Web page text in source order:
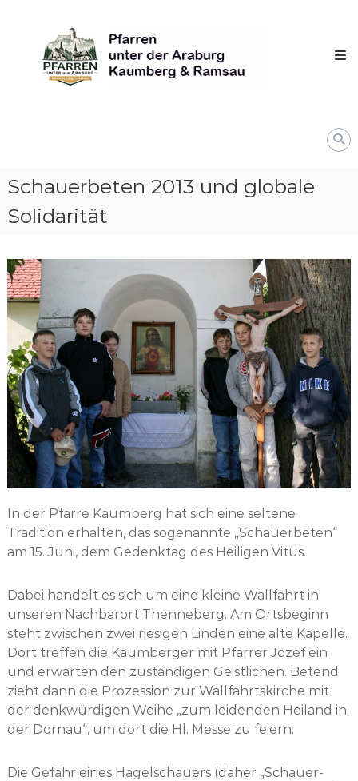
content
unter
derAraburg
Kaumberg
Schauerbeten 2013 und globale
Solidarität
In der Pfarre Kaumberg hat sich eine seltene
Tradition erhalten, das sogenannte „Schauerbeten“
am 15. Juni, dem Gedenktag des Heiligen Vitus.
Dabei handelt es sich um eine kleine Wallfahrt in
unseren Nachbarort Thenneberg. Am Ortsbeginn
steht zwischen zwei riesigen Linden eine alte Kapelle.
Dort treffen die Kaumberger mit Pfarrer Jozef ein
und erwarten den zuständigen Geistlichen. Betend
zieht dann die Prozession zur Wallfahrtskirche mit
der denkwürdigen Weihe „zum leidenden Heiland in
der Dornau“, um dort die Hl. Messe zu feiern.
Die Gefahr eines Hagelschauers (daher „Schauer-